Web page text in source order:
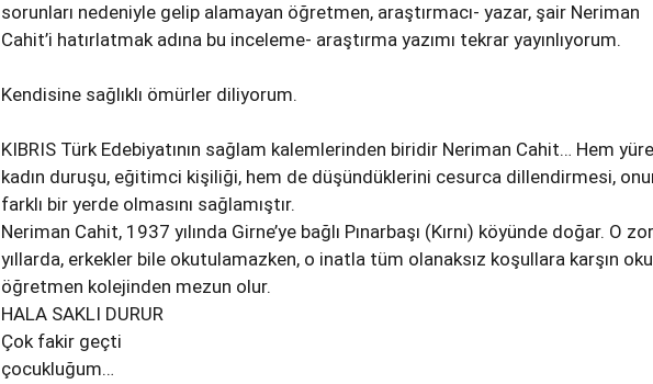
sorunları nedeniyle gelip alamayan öğretmen, araştırmacı- yazar, şair Neriman
Cahit’i hatırlatmak adına bu inceleme- araştırma yazımı tekrar yayınlıyorum.
Kendisine sağlıklı ömürler diliyorum.
KIBRIS Türk Edebiyatının sağlam kalemlerinden biridir Neriman Cahit… Hem
kadın duruşu, eğitimci kişiliği, hem de düşündüklerini cesurca dillendirmesi,
farklı bir yerde olmasını sağlamıştır.
Neriman Cahit, 1937 yılında Girne’ye bağlı Pınarbaşı (Kırnı) köyünde doğar. O zor
yıllarda, erkekler bile okutulamazken, o inatla tüm olanaksız koşullara karşın
öğretmen kolejinden mezun olur.
HALA SAKLI DURUR
Çok fakir geçti
çocukluğum…